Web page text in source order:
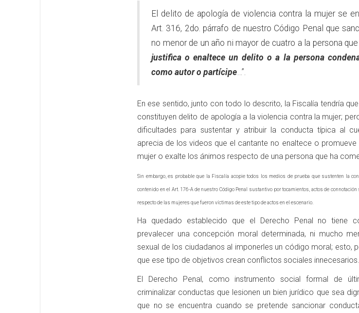
El delito de apología de violencia contra la mujer se
Art. 316, 2do. párrafo de nuestro Código Penal que
no menor de un año ni mayor de cuatro a la persona que
justifica o enaltece un delito o a la persona
como autor o partícipe …”.
En ese sentido, junto con todo lo descrito, la Fiscalía tendría
constituyen delito de apología a la violencia contra la mujer;
dificultades para sustentar y atribuir la conducta típica al
aprecia de los videos que el cantante no enaltece o
mujer o exalte los ánimos respecto de una persona que ha
Sin embargo, es probable que la Fiscalía acopie todos los medios de prueba que sustenten la
contenido en el Art. 176-A de nuestro Código Penal sustantivo por tocamientos, actos de
respecto de las mujeres que fueron víctimas de este tipo de actos en el escenario.
Ha quedado establecido que el Derecho Penal no tiene
prevalecer una concepción moral determinada, ni mucho
sexual de los ciudadanos al imponerles un código moral; esto,
que ese tipo de objetivos crean conflictos sociales innecesarios.
El Derecho Penal, como instrumento social formal de
criminalizar conductas que lesionen un bien jurídico que sea
que no se encuentra cuando se pretende sancionar